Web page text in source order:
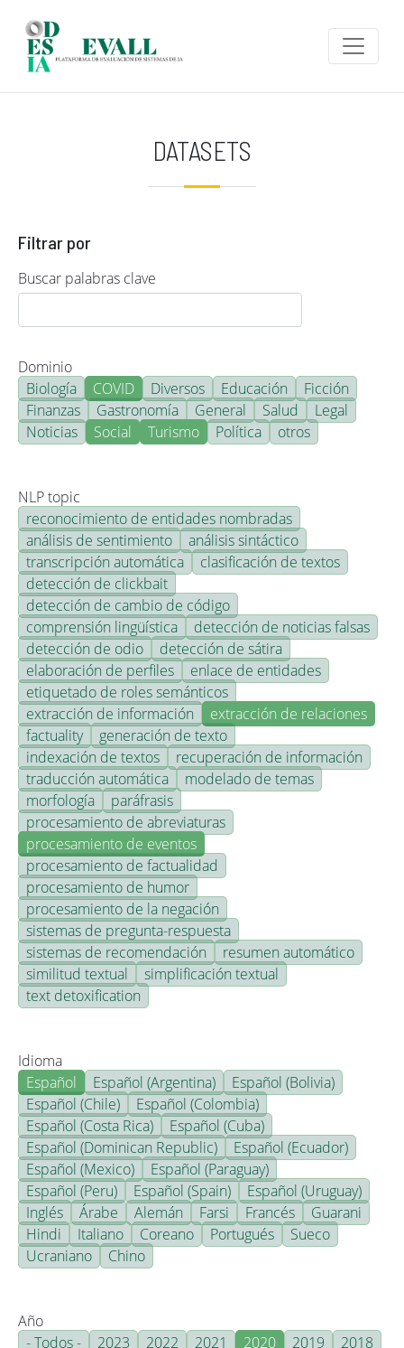
DATASETS
Filtrar por
Buscar palabras clave
Dominio
Biología
COVID Diversos Educación
Ficción
Finanzas
Gastronomía General Salud
Legal
Noticias
Social Turismo Política otros
NLP topic
reconocimiento de entidades nombradas
análisis de sentimiento
análisis sintáctico
transcripción automática
clasificación de textos
detección de clickbait
detección de cambio de código
comprensión lingüística
detección de noticias falsas
detección de odio
detección de sátira
elaboración de perfiles
enlace de entidades
etiquetado de roles semánticos
extracción de información
extracción de relaciones
factuality
generación de texto
indexación de textos
recuperación de información
traducción automática
modelado de temas
morfología
paráfrasis
procesamiento de abreviaturas
procesamiento de eventos
procesamiento de factualidad
procesamiento de humor
procesamiento de la negación
sistemas de pregunta-respuesta
sistemas de recomendación
resumen automático
similitud textual
simplificación textual
text detoxification
Idioma
Español
Español (Argentina)
Español (Bolivia)
Español (Chile)
Español (Colombia)
Español (Costa Rica)
Español (Cuba)
Español (Dominican Republic)
Español (Ecuador)
Español (Mexico)
Español (Paraguay)
Español (Peru)
Español (Spain)
Español (Uruguay)
Inglés
Árabe Alemán Farsi Francés
Guarani
Hindi
Italiano Coreano Portugués
Sueco
Ucraniano
Chino
Año
- Todos -
2023 2022 2021 2020 2019
2018